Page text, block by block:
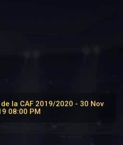
la CAF 2019/2020 - 30 Nov
08:00 PM